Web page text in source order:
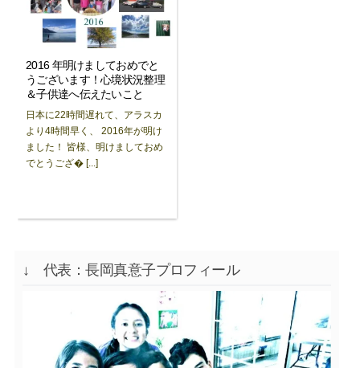
2016 年明けましておめでと
うございます！心境状況整理
＆子供達へ伝えたいこと
日本に22時間遅れて、アラスカ
より4時間早く、 2016年が明け
ました！ 皆様、明けましておめ
でとうござ� [...]
↓ 代表：長岡真意子プロフィール